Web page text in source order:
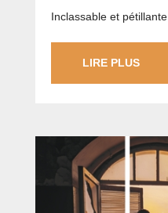
Inclassable et pétillante
LIRE PLUS